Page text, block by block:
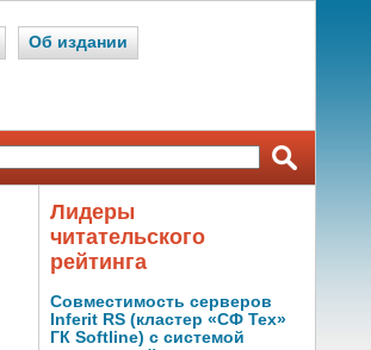
Об издании
Лидеры
читательского
рейтинга
Совместимость серверов
Inferit RS (кластер «СФ Тех»
ГК Softline) с системой